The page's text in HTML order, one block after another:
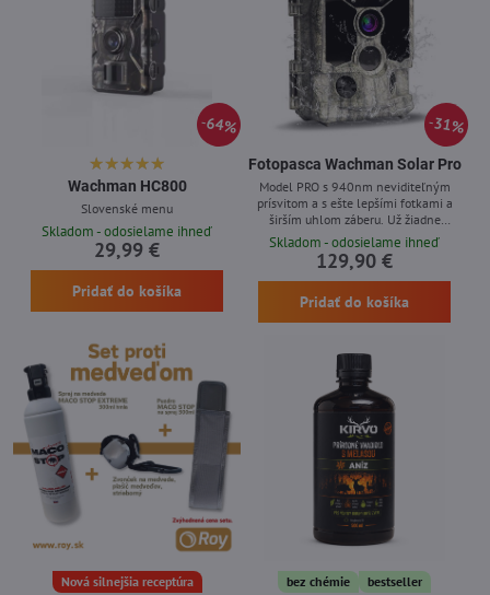
64%
Wachman HC800
Slovenské menu
Skladom - odosielame ihneď
29,99 €
Pridať do košíka
31%
Fotopasca Wachman Solar Pro
Model PRO s 940nm neviditeľným
prísvitom a s ešte lepšími fotkami a
širším uhlom záberu. Už žiadne
kupovanie a vymieňanie bateriek -
solárna fotopasca Wachman Solar so
zabudovaným solárnym panelom a SK
menu
Skladom - odosielame ihneď
129,90 €
Pridať do košíka
Nová silnejšia receptúra bez chémie bestseller